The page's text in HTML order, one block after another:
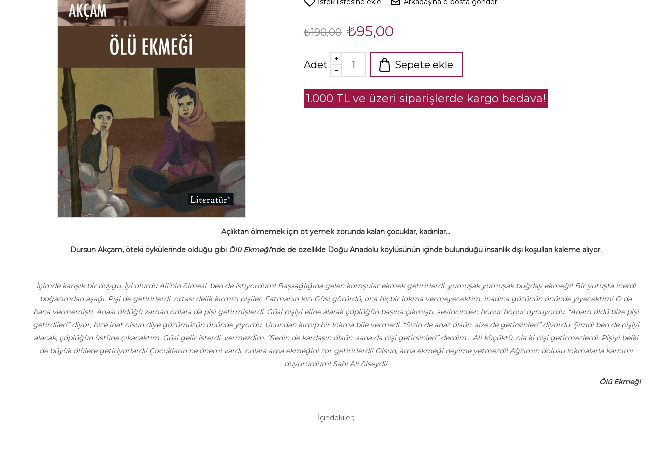
İstek listesine ekle Arkadaşına e-posta gönder
₺190,00 ₺95,00
Adet Sepete ekle
1.000 TL ve üzeri siparişlerde kargo bedava!
Açlıktan ölmemek için ot yemek zorunda kalan çocuklar, kadınlar...
Dursun Akçam, öteki öykülerinde olduğu gibi Ölü Ekmeği’nde de özellikle Doğu Anadolu köylüsünün içinde bulunduğu insanlık dışı koşulları kaleme alıyor.
İçimde karışık bir duygu. İyi olurdu Ali’nin ölmesi, ben de istiyordum! Başsağlığına gelen komşular ekmek getirirlerdi, yumuşak yumuşak buğday ekmeği! Bir yutuşta inerdi
boğazımdan aşağı. Pişi de getirirlerdi, ortası delik kırmızı pişiler. Fatmanın kızı Güsi görürdü, ona hiçbir lokma vermeyecektim, inadına gözünün önünde yiyecektim! O da
bana vermemişti. Anası öldüğü zaman onlara da pişi getirmişlerdi. Güsi pişiyi eline alarak çöplüğün başına çıkmıştı, sevincinden hopur hopur oynuyordu, “Anam öldü bize pişi
getirdiler!” diyor, bize inat olsun diye gözümüzün önünde yiyordu. Ucundan kırpıp bir lokma bile vermedi, “Sizin de anaz ölsün, size de getirsinler!” diyordu. Şimdi ben de pişiyi
alacak, çöplüğün üstüne çıkacaktım. Güsi gelir isterdi, vermezdim. “Senin de kardaşın ölsün, sana da pişi getirsinler!” derdim... Ali küçüktü, ola ki pişi getirmezlerdi. Pişiyi belki
de büyük ölülere getiriyorlardı! Çocukların ne önemi vardı, onlara arpa ekmeğini zor getirirlerdi! Olsun, arpa ekmeği neyime yetmezdi! Ağzımın dolusu lokmalarla karnımı
duyururdum! Sahi Ali ölseydi!
Ölü Ekmeği
İçindekiler;